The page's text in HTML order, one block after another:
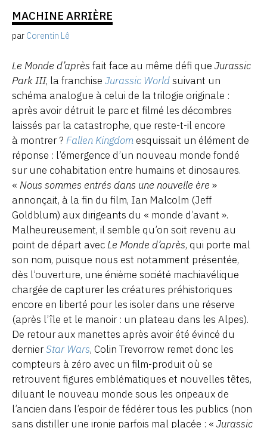
MACHINE ARRIÈRE
par Corentin Lê
Le Monde d’après fait face au même défi que Jurassic
Park III, la franchise Jurassic Worldsuivant un
schéma analogue à celui de la trilogie originale :
après avoir détruit le parc et filmé les décombres
laissés par la catastrophe, que reste-t-il encore
à montrer ? Fallen Kingdom esquissait un élément de
réponse : l’émergence d’un nouveau monde fondé
sur une cohabitation entre humains et dinosaures.
« Nous sommes entrés dans une nouvelle ère »
annonçait, à la fin du film, Ian Malcolm (Jeff
Goldblum) aux dirigeants du « monde d’avant ».
Malheureusement, il semble qu’on soit revenu au
point de départ avecLe Monde d’après, qui porte mal
son nom, puisque nous est notamment présentée,
dès l’ouverture, une énième société machiavélique
chargée de capturer les créatures préhistoriques
encore en liberté pour les isoler dans une réserve
(après l’île et le manoir : un plateau dans les Alpes).
De retour aux manettes après avoir été évincé du
dernierStar Wars, Colin Trevorrow remet donc les
compteurs à zéro avec un film-produit où se
retrouvent figures emblématiques et nouvelles têtes,
diluant le nouveau monde sous les oripeaux de
l’ancien dans l’espoir de fédérer tous les publics (non
sans distiller une ironie parfois mal placée : « Jurassic